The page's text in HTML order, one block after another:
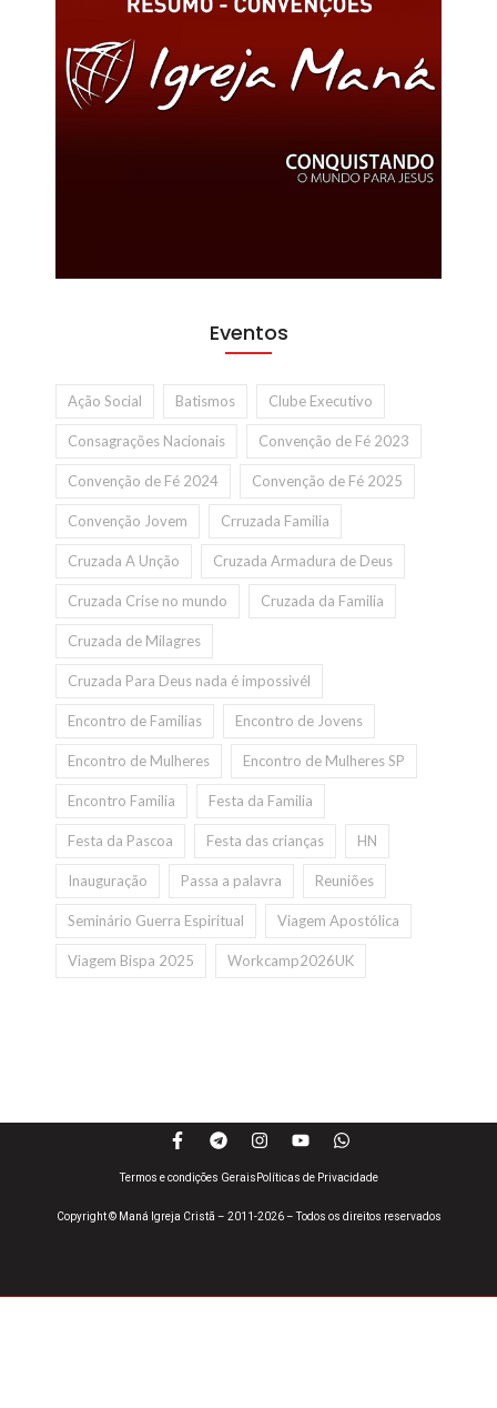
Eventos
Ação Social Batismos Clube Executivo
Consagrações Nacionais Convenção de Fé 2023
Convenção de Fé 2024 Convenção de Fé 2025
Convenção Jovem Crruzada Familia
Cruzada A Unção Cruzada Armadura de Deus
Cruzada Crise no mundo Cruzada da Familia
Cruzada de Milagres
Cruzada Para Deus nada é impossivél
Encontro de Familias Encontro de Jovens
Encontro de Mulheres Encontro de Mulheres SP
Encontro Familia Festa da Familia
Festa da Pascoa Festa das crianças HN
Inauguração Passa a palavra Reuniões
Seminário Guerra Espiritual Viagem Apostólica
Viagem Bispa 2025 Workcamp2026UK
Copyright © Maná Igreja Cristã – 2011-2026 – Todos os direitos reservados
Termos e condições Gerais Políticas de Privacidade